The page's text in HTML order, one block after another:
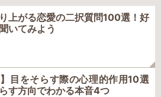
上がる恋愛の二択質問100選！好
いてみよう
】目をそらす際の心理的作用10選
す方向でわかる本音4つ